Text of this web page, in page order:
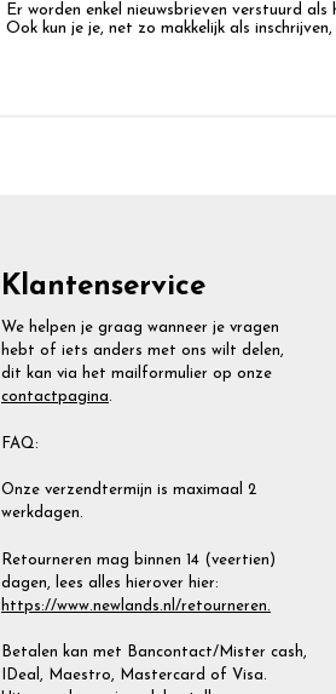
Er worden enkel nieuwsbrieven verstuurd
Ook kun je je, net zo makkelijk als
Klantenservice
We helpen je graag wanneer je vragen
hebt of iets anders met ons wilt delen,
dit kan via het mailformulier op onze
contactpagina.
FAQ:
Onze verzendtermijn is maximaal 2
werkdagen.
Retourneren mag binnen 14 (veertien)
dagen, lees alles hierover hier:
https://www.newlands.nl/retourneren.
Betalen kan met Bancontact/Mister cash,
IDeal, Maestro, Mastercard of Visa.